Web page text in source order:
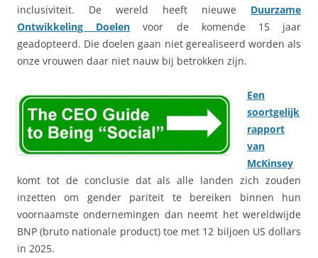
inclusiviteit. De wereld heeft nieuwe Duurzame
Ontwikkeling Doelen voor de komende 15 jaar
geadopteerd. Die doelen gaan niet gerealiseerd worden als
onze vrouwen daar niet nauw bij betrokken zijn.
Een
soortgelijk
rapport
van
McKinsey
komt tot de conclusie dat als alle landen zich zouden
inzetten om gender pariteit te bereiken binnen hun
voornaamste ondernemingen dan neemt het wereldwijde
BNP (bruto nationale product) toe met 12 biljoen US dollars
in 2025.